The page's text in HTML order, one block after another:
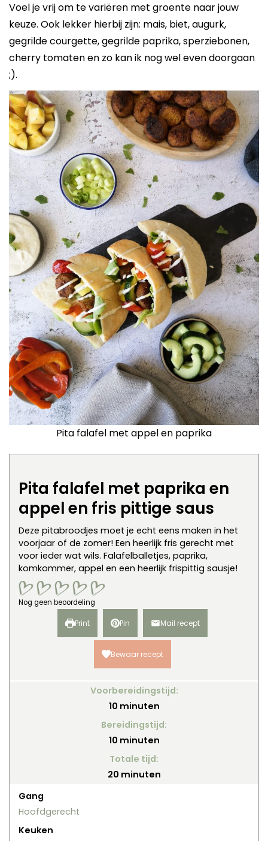
Voel je vrij om te variëren met groente naar jouw
keuze. Ook lekker hierbij zijn: mais, biet, augurk,
gegrilde courgette, gegrilde paprika, sperziebonen,
cherry tomaten en zo kan ik nog wel even doorgaan
;).
Pita falafel met appel en paprika
Pita falafel met paprika en
appel en fris pittige saus
Deze pitabroodjes moet je echt eens maken in het
voorjaar of de zomer! Een heerlijk fris gerecht met
voor ieder wat wils. Falafelballetjes, paprika,
komkommer, appel en een heerlijk frispittig sausje!
Nog geen beoordeling
Print Pin Mail recept
Bewaar recept
Voorbereidingstijd:
10minuten
minuten
Bereidingstijd:
10minuten
minuten
Totale tijd:
20minuten
minuten
Gang
Hoofdgerecht
Keuken